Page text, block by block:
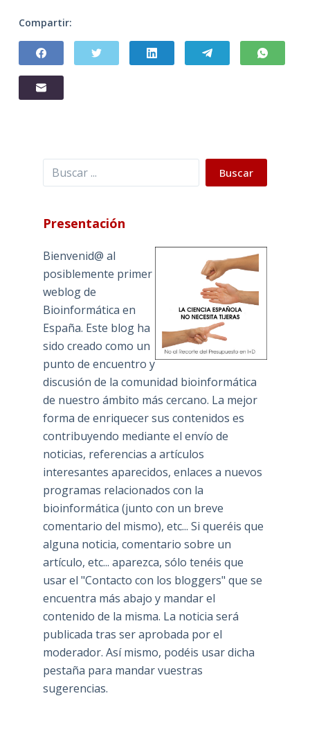
Compartir:
Buscar Buscar
Presentación
Bienvenid@ al
posiblemente primer
weblog de
Bioinformática en
España. Este blog ha
sido creado como un
punto de encuentro y
discusión de la comunidad bioinformática
de nuestro ámbito más cercano. La mejor
forma de enriquecer sus contenidos es
contribuyendo mediante el envío de
noticias, referencias a artículos
interesantes aparecidos, enlaces a nuevos
programas relacionados con la
bioinformática (junto con un breve
comentario del mismo), etc... Si queréis que
alguna noticia, comentario sobre un
artículo, etc... aparezca, sólo tenéis que
usar el "Contacto con los bloggers" que se
encuentra más abajo y mandar el
contenido de la misma. La noticia será
publicada tras ser aprobada por el
moderador. Así mismo, podéis usar dicha
pestaña para mandar vuestras
sugerencias.